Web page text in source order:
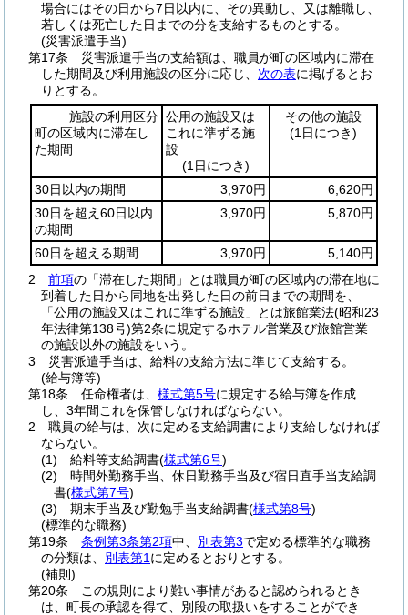
場合にはその日から7日以内に、その異動し、又は離職し、
若しくは死亡した日までの分を支給するものとする。
(災害派遣手当)
第17条
災害派遣手当の支給額は、職員が町の区域内に滞在
した期間及び利用施設の区分に応じ、 次の表に掲げるとお
りとする。
施設の利用区分
町の区域内に滞在し
た期間
公用の施設又は
これに準ずる施
設
(1日につき)
その他の施設
(1日につき)
30日以内の期間 3,970円
6,620円
30日を超え60日以内
の期間
3,970円 5,870円
60日を超える期間 3,970円
5,140円
2
前項の「滞在した期間」とは職員が町の区域内の滞在地に
到着した日から同地を出発した日の前日までの期間を、
「公用の施設又はこれに準ずる施設」とは旅館業法(昭和23
年法律第138号)第2条に規定するホテル営業及び旅館営業
の施設以外の施設をいう。
3
災害派遣手当は、給料の支給方法に準じて支給する。
(給与簿等)
第18条
任命権者は、 様式第5号に規定する給与簿を作成
し、3年間これを保管しなければならない。
2
職員の給与は、次に定める支給調書により支給しなければ
ならない。
(1)
給料等支給調書(様式第6号)
(2)
時間外勤務手当、休日勤務手当及び宿日直手当支給調
書(様式第7号)
(3)
期末手当及び勤勉手当支給調書(様式第8号)
(標準的な職務)
第19条
条例第3条第2項中、 別表第3で定める標準的な職務
の分類は、 別表第1 に定めるとおりとする。
(補則)
第20条
この規則により難い事情があると認められるとき
は、町長の承認を得て、別段の取扱いをすることができ